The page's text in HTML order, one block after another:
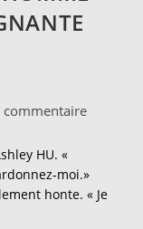
:
commentaire
HU. «
moi.»
honte. « Je